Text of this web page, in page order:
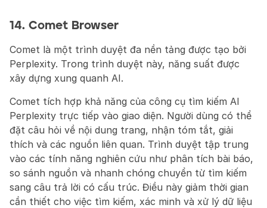
14. Comet Browser
Comet là một trình duyệt đa nền tảng được tạo bởi
Perplexity. Trong trình duyệt này, năng suất được
xây dựng xung quanh AI.
Comet tích hợp khả năng của công cụ tìm kiếm AI
Perplexity trực tiếp vào giao diện. Người dùng có thể
đặt câu hỏi về nội dung trang, nhận tóm tắt, giải
thích và các nguồn liên quan. Trình duyệt tập trung
vào các tính năng nghiên cứu như phân tích bài báo,
so sánh nguồn và nhanh chóng chuyển từ tìm kiếm
sang câu trả lời có cấu trúc. Điều này giảm thời gian
cần thiết cho việc tìm kiếm, xác minh và xử lý dữ liệu